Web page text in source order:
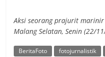
Aksi seorang prajurit
Malang Selatan, Senin (22/
BeritaFoto fotojurnalistik